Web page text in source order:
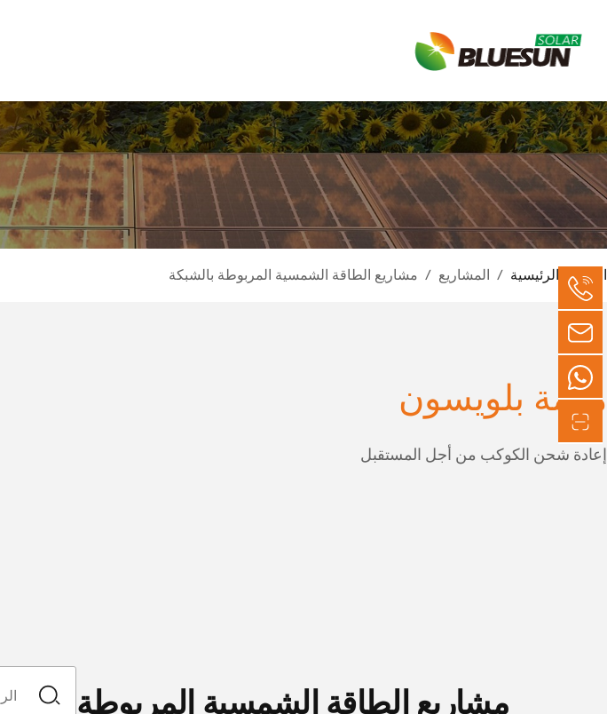
الصفحة الرئيسية / المشاريع / مشاريع الطاقة الشمسية المربوطة بالشبكة
مهمة بلويسون
إعادة شحن الكوكب من أجل المستقبل
مشاريع الطاقة الشمسية المربوطة